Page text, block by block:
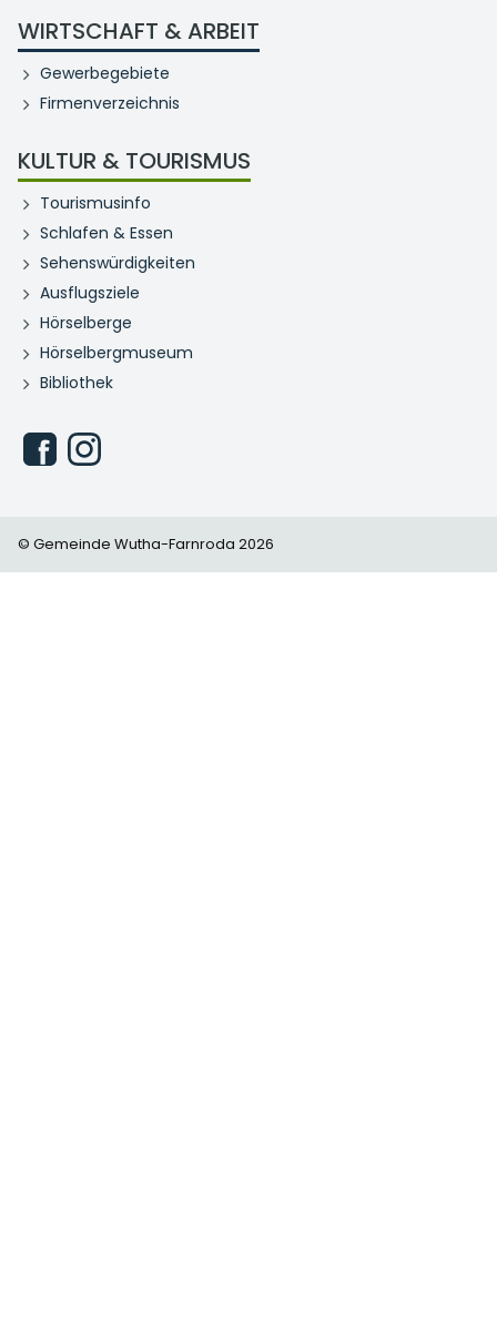
WIRTSCHAFT & ARBEIT
Gewerbegebiete
Firmenverzeichnis
KULTUR & TOURISMUS
Tourismusinfo
Schlafen & Essen
Sehenswürdigkeiten
Ausflugsziele
Hörselberge
Hörselbergmuseum
Bibliothek
© Gemeinde Wutha-Farnroda 2026